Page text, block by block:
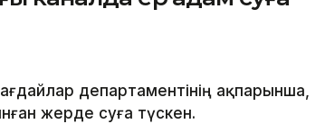
департаментінің ақпарынша,
жерде суға түскен.